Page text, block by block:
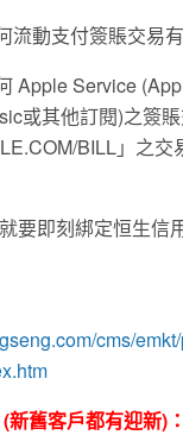
流動支付簽賬交易
Apple Service
或其他訂閱)之簽
BILL」之交
要即刻綁定恒生信
cms/
舊客戶都有迎新)：